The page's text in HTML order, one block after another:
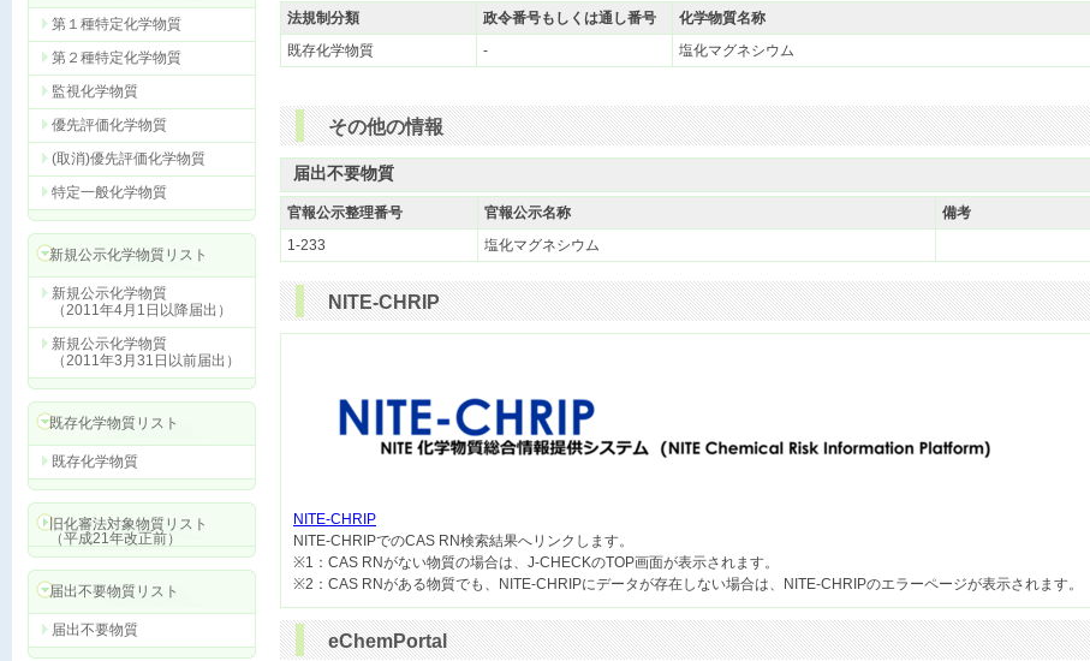
第１種特定化学物質
第２種特定化学物質
監視化学物質
優先評価化学物質
(取消)優先評価化学物質
特定一般化学物質
新規公示化学物質リスト
新規公示化学物質
（2011年4月1日以降届出）
新規公示化学物質
（2011年3月31日以前届出）
既存化学物質リスト
既存化学物質
旧化審法対象物質リスト
（平成21年改正前）
届出不要物質リスト
届出不要物質
法規制分類 政令番号もしくは通し番号 化学物質名称
既存化学物質
- 塩化マグネシウム
その他の情報
届出不要物質
官報公示整理番号 官報公示名称
備考
1-233
塩化マグネシウム
NITE-CHRIP
NITE-CHRIP
NITE-CHRIPでのCAS RN検索結果へリンクします。
※1：CAS RNがない物質の場合は、J-CHECKのTOP画面が表示されます。
eChemPortal